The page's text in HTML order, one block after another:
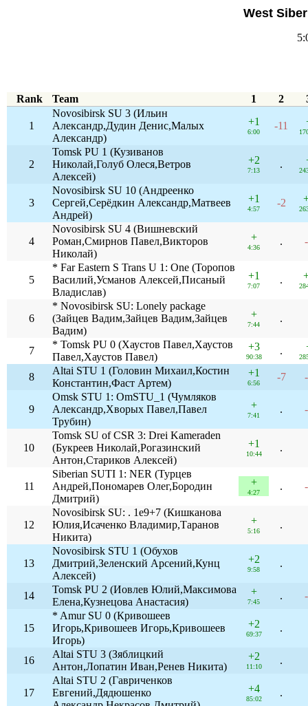
West
Rank Team 1 2
1
Novosibirsk SU 3 (Ильин
Александр,Дудин Денис,Малых
Александр)
+1
6:00
-11
2
Tomsk PU 1 (Кузиванов
Николай,Голуб Олеся,Ветров
Алексей)
+2
7:13
.
3
Novosibirsk SU 10 (Андреенко
Сергей,Серёдкин Александр,Матвеев
Андрей)
+1
4:57
-2
4
Novosibirsk SU 4 (Вишневский
Роман,Смирнов Павел,Викторов
Николай)
+
4:36
.
5
* Far Eastern S Trans U 1: One (Торопов
Василий,Усманов Алексей,Писаный
Владислав)
+1
7:07
.
6
* Novosibirsk SU: Lonely package
(Зайцев Вадим,Зайцев Вадим,Зайцев
Вадим)
+
7:44
.
7
* Tomsk PU 0 (Хаустов Павел,Хаустов
Павел,Хаустов Павел)
+3
90:38
.
8
Altai STU 1 (Головин Михаил,Костин
Константин,Фаст Артем)
+1
6:56
-7
9
Omsk STU 1: OmSTU_1 (Чумляков
Александр,Хворых Павел,Павел
Трубин)
+
7:41
.
10
Tomsk SU of CSR 3: Drei Kameraden
(Букреев Николай,Рогазинский
Антон,Стариков Алексей)
+1
10:44
.
11
Siberian SUTI 1: NER (Турцев
Андрей,Пономарев Олег,Бородин
Дмитрий)
+
4:27
.
12
Novosibirsk SU: . 1e9+7 (Кишканова
Юлия,Исаченко Владимир,Таранов
Никита)
+
5:16
.
13
Novosibirsk STU 1 (Обухов
Дмитрий,Зеленский Арсений,Кунц
Алексей)
+2
9:58
.
14
Tomsk PU 2 (Иовлев Юлий,Максимова
Елена,Кузнецова Анастасия)
+
7:45
.
15
* Amur SU 0 (Кривошеев
Игорь,Кривошеев Игорь,Кривошеев
Игорь)
+2
69:37
.
16
Altai STU 3 (Зяблицкий
Антон,Лопатин Иван,Ренев Никита)
+2
11:10
.
17
Altai STU 2 (Гавриченков
Евгений,Дядюшенко
+4
85:02
.